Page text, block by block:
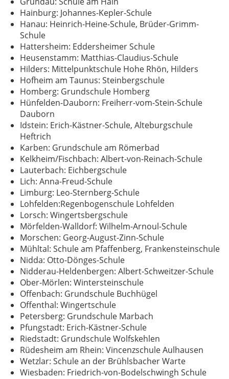
Hainburg: Johannes-Kepler-Schule
Hanau: Heinrich-Heine-Schule, Brüder-Grimm-
Schule
Hattersheim: Eddersheimer Schule
Heusenstamm: Matthias-Claudius-Schule
Hilders: Mittelpunktschule Hohe Rhön, Hilders
Hofheim am Taunus: Steinbergschule
Homberg: Grundschule Homberg
Hünfelden-Dauborn: Freiherr-vom-Stein-Schule
Dauborn
Idstein: Erich-Kästner-Schule, Alteburgschule
Heftrich
Karben: Grundschule am Römerbad
Kelkheim/Fischbach: Albert-von-Reinach-Schule
Lauterbach: Eichbergschule
Lich: Anna-Freud-Schule
Limburg: Leo-Sternberg-Schule
Lohfelden:Regenbogenschule Lohfelden
Lorsch: Wingertsbergschule
Mörfelden-Walldorf: Wilhelm-Arnoul-Schule
Morschen: Georg-August-Zinn-Schule
Mühltal: Schule am Pfaffenberg, Frankensteinschule
Nidda: Otto-Dönges-Schule
Nidderau-Heldenbergen: Albert-Schweitzer-Schule
Ober-Mörlen: Wintersteinschule
Offenbach: Grundschule Buchhügel
Offenthal: Wingertschule
Petersberg: Grundschule Marbach
Pfungstadt: Erich-Kästner-Schule
Riedstadt: Grundschule Wolfskehlen
Rüdesheim am Rhein: Vincenzschule Aulhausen
Wetzlar: Schule an der Brühlsbacher Warte
Wiesbaden: Friedrich-von-Bodelschwingh Schule